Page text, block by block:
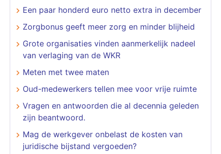
Een paar honderd euro netto extra in december
Zorgbonus geeft meer zorg en minder blijheid
Grote organisaties vinden aanmerkelijk nadeel
van verlaging van de WKR
Meten met twee maten
Oud-medewerkers tellen mee voor vrije ruimte
Vragen en antwoorden die al decennia geleden
zijn beantwoord.
Mag de werkgever onbelast de kosten van
juridische bijstand vergoeden?